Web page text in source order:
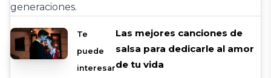
generaciones.
Te
puede
interesar
Las mejores canciones de
salsa para dedicarle al amor
de tu vida